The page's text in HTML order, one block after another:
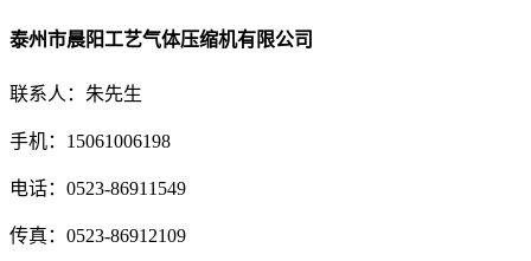
泰州市晨阳工艺气体压缩机有限公司
联系人：朱先生
手机：15061006198
电话：0523-86911549
传真：0523-86912109